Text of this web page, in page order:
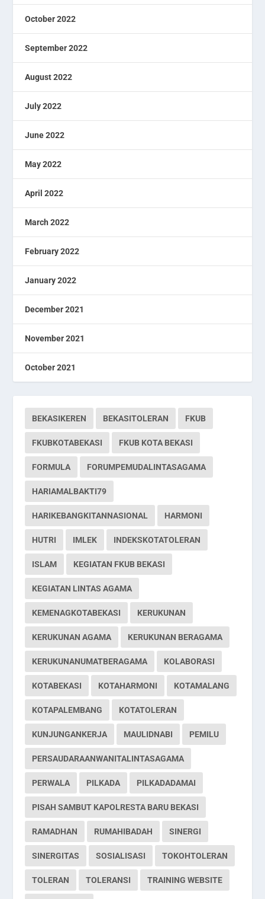
October 2022
September 2022
August 2022
July 2022
June 2022
May 2022
April 2022
March 2022
February 2022
January 2022
December 2021
November 2021
October 2021
BEKASIKEREN BEKASITOLERAN FKUB
FKUBKOTABEKASI FKUB KOTA BEKASI
FORMULA FORUMPEMUDALINTASAGAMA
HARIAMALBAKTI79
HARIKEBANGKITANNASIONAL HARMONI
HUTRI IMLEK INDEKSKOTATOLERAN
ISLAM KEGIATAN FKUB BEKASI
KEGIATAN LINTAS AGAMA
KEMENAGKOTABEKASI KERUKUNAN
KERUKUNAN AGAMA KERUKUNAN BERAGAMA
KERUKUNANUMATBERAGAMA KOLABORASI
KOTABEKASI KOTAHARMONI KOTAMALANG
KOTAPALEMBANG KOTATOLERAN
KUNJUNGANKERJA MAULIDNABI PEMILU
PERSAUDARAANWANITALINTASAGAMA
PERWALA PILKADA PILKADADAMAI
PISAH SAMBUT KAPOLRESTA BARU BEKASI
RAMADHAN RUMAHIBADAH SINERGI
SINERGITAS SOSIALISASI TOKOHTOLERAN
TOLERAN TOLERANSI TRAINING WEBSITE